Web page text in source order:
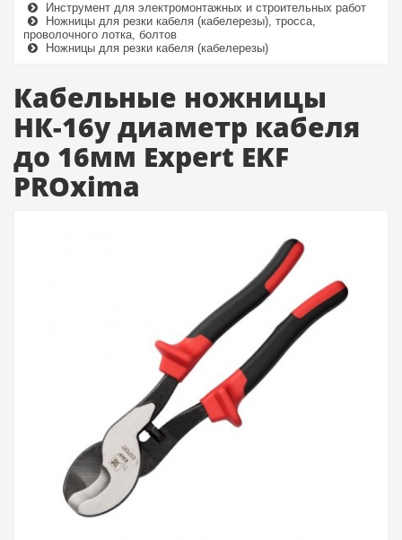
Инструмент для электромонтажных и строительных работ
Ножницы для резки кабеля (кабелерезы), тросса,
проволочного лотка, болтов
Ножницы для резки кабеля (кабелерезы)
Кабельные ножницы
НК-16у диаметр кабеля
до 16мм Expert EKF
PROxima